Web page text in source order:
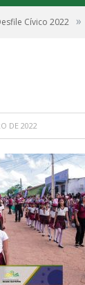
Cívico 2022 »
DE 2022